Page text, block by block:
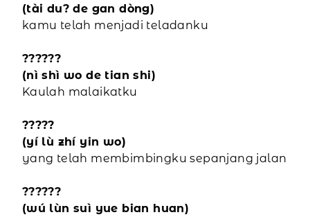
(tài du? de gan dòng)
kamu telah menjadi teladanku
??????
(nì shì wo de tian shi)
Kaulah malaikatku
?????
(yí lù zhí yin wo)
yang telah membimbingku sepanjang jalan
??????
(wú lùn suì yue bian huan)